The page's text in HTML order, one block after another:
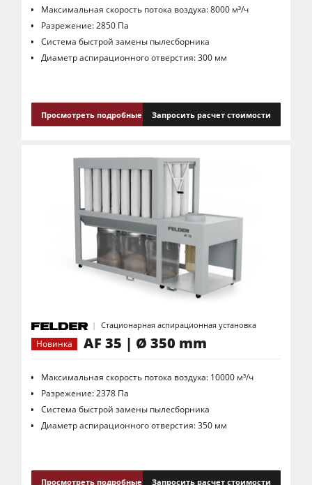
Максимальная скорость потока воздуха: 8000 м³/ч
Разрежение: 2850 Па
Система быстрой замены пылесборника
Диаметр аспирационного отверстия: 300 мм
Просмотреть подробные сведенияЗапросить расчет стоимости
Стационарная аспирационная установка
Новинка
AF 35 | Ø 350 mm
Максимальная скорость потока воздуха: 10000 м³/ч
Разрежение: 2378 Па
Система быстрой замены пылесборника
Диаметр аспирационного отверстия: 350 мм
Просмотреть подробные сведенияЗапросить расчет стоимости